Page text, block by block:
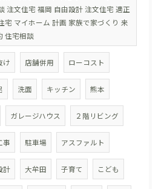
注文住宅 福岡 自由設計 注文住宅 適正
宅 マイホーム 計画 家族で家づくり 来
住宅相談
け 店舗併用 ローコスト
洗面 キッチン 熊本
ガレージハウス ２階リビング
事 駐車場 アスファルト
計 大牟田 子育て こども